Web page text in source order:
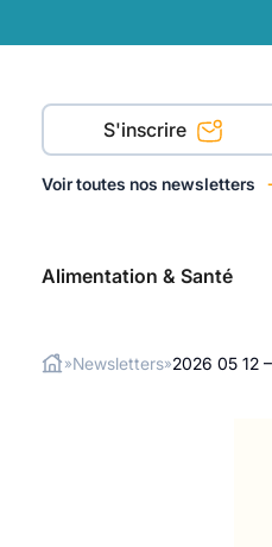
S'inscrire
Voir toutes nos newsletters
Alimentation & Santé
»Newsletters»2026 05 12